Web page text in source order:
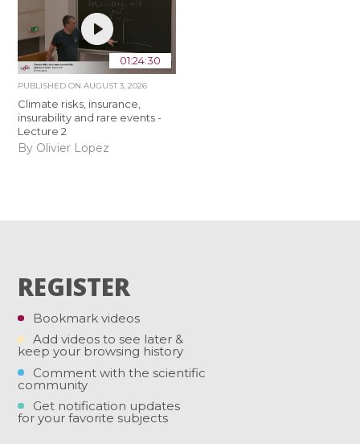
01:24:30
PUBLISHED ONAUGUST 3, 2026
Climate risks, insurance,
insurability and rare events -
Lecture 2
By Olivier Lopez
REGISTER
Bookmark videos
Add videos to see later &
keep your browsing history
Comment with the scientific
community
Get notification updates
for your favorite subjects